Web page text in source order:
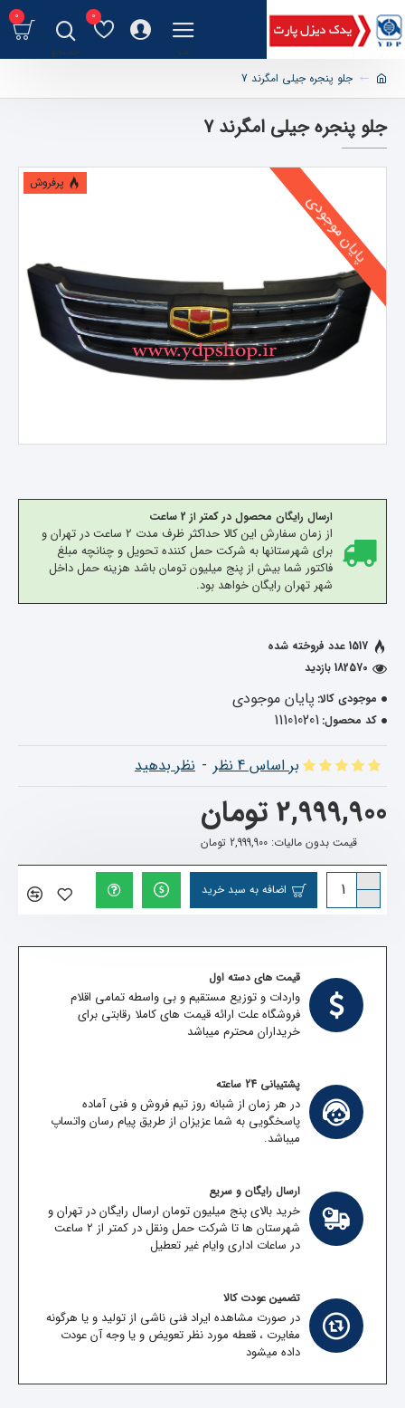
0
0
جلو پنجره جیلی امگرند 7
جلو پنجره جیلی امگرند 7
پرفروش
پایان موجودی
ارسال رایگان محصول در کمتر از 2 ساعت
از زمان سفارش این کالا حداکثر ظرف مدت 2 ساعت در تهران و
برای شهرستانها به شرکت حمل کننده تحویل و چنانچه مبلغ
فاکتور شما بیش از پنج میلیون تومان باشد هزینه حمل داخل
شهر تهران رایگان خواهد بود.
موجودی کالا: پایان موجودی
کد محصول: 111010201
1517 عدد فروخته شده
182570 بازدید
بر اساس 4 نظر - نظر بدهید
2,999,900 تومان
قیمت بدون مالیات: 2,999,900 تومان
اضافه به سبد خرید
قیمت های دسته اول
واردات و توزیع مستقیم و بی واسطه تمامی اقلام
فروشگاه علت ارائه قیمت های کاملا رقابتی برای
خریداران محترم میباشد
پشتیبانی 24 ساعته
در هر زمان از شبانه روز تیم فروش و فنی آماده
پاسخگویی به شما عزیزان از طریق پیام رسان واتساپ
میباشد.
ارسال رایگان و سریع
خرید بالای پنج میلیون تومان ارسال رایگان در تهران و
شهرستان ها تا شرکت حمل ونقل در کمتر از 2 ساعت
در ساعات اداری وایام غیر تعطیل
تضمین عودت کالا
در صورت مشاهده ایراد فنی ناشی از تولید و یا هرگونه
مغایرت ، قعطه مورد نظر تعویض و یا وجه آن عودت
داده میشود